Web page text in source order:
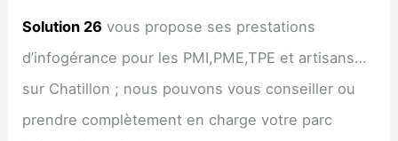
Solution 26 vous propose ses prestations
d’infogérance pour les PMI,PME,TPE et artisans…
sur Chatillon ; nous pouvons vous conseiller ou
prendre complètement en charge votre parc